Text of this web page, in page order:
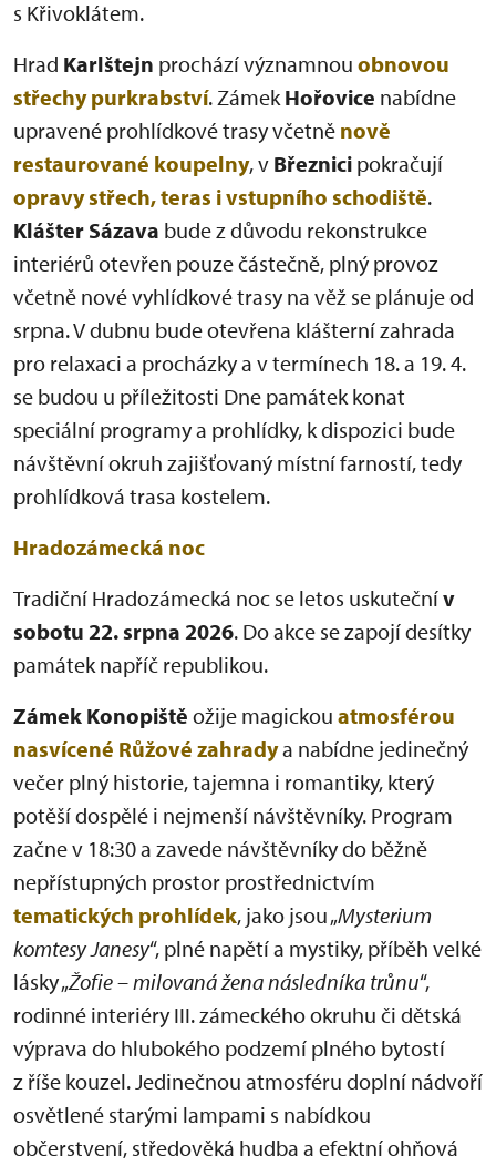
s Křivoklátem.
Hrad Karlštejn prochází významnou obnovou
střechy purkrabství. ZámekHořovice nabídne
upravené prohlídkové trasy včetně nově
restaurované koupelny, v Březnici pokračují
opravy střech, teras i vstupního schodiště.
Klášter Sázava bude z důvodu rekonstrukce
interiérů otevřen pouze částečně, plný provoz
včetně nové vyhlídkové trasy na věž se plánuje od
srpna. V dubnu bude otevřena klášterní zahrada
pro relaxaci a procházky a v termínech 18. a 19. 4.
se budou u příležitosti Dne památek konat
speciální programy a prohlídky, k dispozici bude
návštěvní okruh zajišťovaný místní farností, tedy
prohlídková trasa kostelem.
Hradozámecká noc
Tradiční Hradozámecká noc se letos uskutečnív
sobotu 22. srpna 2026. Do akce se zapojí desítky
památek napříč republikou.
Zámek Konopiště ožije magickou atmosférou
nasvícené Růžové zahradya nabídne jedinečný
večer plný historie, tajemna i romantiky, který
potěší dospělé i nejmenší návštěvníky. Program
začne v 18:30 a zavede návštěvníky do běžně
nepřístupných prostor prostřednictvím
tematických prohlídek, jako jsou „Mysterium
komtesy Janesy“, plné napětí a mystiky, příběh velké
lásky „Žofie – milovaná žena následníka trůnu“,
rodinné interiéry III. zámeckého okruhu či dětská
výprava do hlubokého podzemí plného bytostí
z říše kouzel. Jedinečnou atmosféru doplní nádvoří
osvětlené starými lampami s nabídkou
občerstvení, středověká hudba a efektní ohňová